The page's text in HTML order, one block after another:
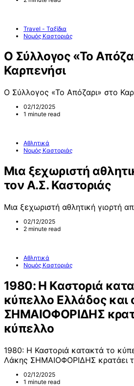
Travel - Ταξίδια
Νομός Καστοριάς
Ο Σύλλογος «Το
Καρπενήσι
Ο Σύλλογος «Το Απόζαρι» στο
02/12/2025
1 minute read
Αθλητικά
Νομός Καστοριάς
Μια ξεχωριστή
τον Α.Σ. Καστοριάς
Μια ξεχωριστή αθλητική γιορτή
02/12/2025
2 minute read
Αθλητικά
Νομός Καστοριάς
1980: Η Καστοριά
κύπελλο Ελλάδος και
ΣΗΜΑΙΟΦΟΡΙΔΗΣ
κύπελλο
1980: Η Καστοριά κατακτά το
Λάκης ΣΗΜΑΙΟΦΟΡΙΔΗΣ κρατάει
02/12/2025
1 minute read